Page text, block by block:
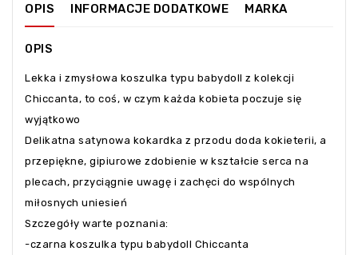
OPIS INFORMACJE DODATKOWE MARKA
OPIS
Lekka i zmysłowa koszulka typu babydoll z kolekcji
Chiccanta, to coś, w czym każda kobieta poczuje się
wyjątkowo
Delikatna satynowa kokardka z przodu doda kokieterii, a
przepiękne, gipiurowe zdobienie w kształcie serca na
plecach, przyciągnie uwagę i zachęci do wspólnych
miłosnych uniesień
Szczegóły warte poznania:
-czarna koszulka typu babydoll Chiccanta